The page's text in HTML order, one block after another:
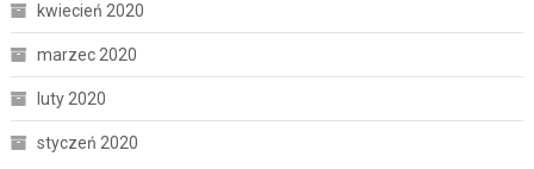
kwiecień 2020
marzec 2020
luty 2020
styczeń 2020